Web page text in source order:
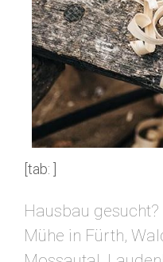
[tab: ]
Hausbau
Mühe in Fürth,